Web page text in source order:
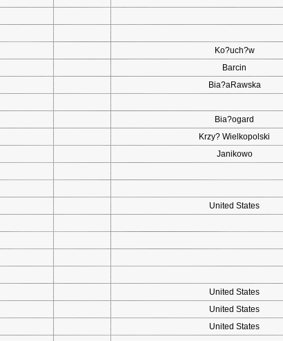
Ko?uch?w
Barcin
Bia?aRawska
Bia?ogard
Krzy? Wielkopolski
Janikowo
United States
United States
United States
United States